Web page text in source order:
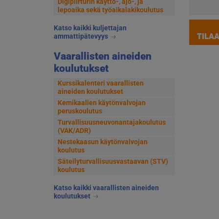
Digipiirturin käyttö-, ajo-, ja
lepoaika sekä työaikalakikoulutus
Katso kaikki kuljettajan
ammattipätevyys
Vaarallisten aineiden
koulutukset
Kurssikalenteri vaarallisten
aineiden koulutukset
Kemikaalien käytönvalvojan
peruskoulutus
Turvallisuusneuvonantajakoulutus
(VAK/ADR)
Nestekaasun käytönvalvojan
koulutus
Säteilyturvallisuusvastaavan (STV)
koulutus
Katso kaikki vaarallisten aineiden
koulutukset
TILAA